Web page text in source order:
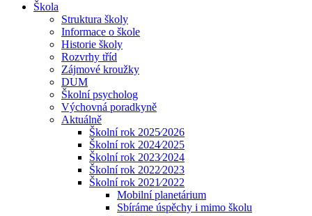
Škola
Struktura školy
Informace o škole
Historie školy
Rozvrhy tříd
Zájmové kroužky
DUM
Školní psycholog
Výchovná poradkyně
Aktuálně
Školní rok 2025⁄2026
Školní rok 2024⁄2025
Školní rok 2023⁄2024
Školní rok 2022⁄2023
Školní rok 2021⁄2022
Mobilní planetárium
Sbíráme úspěchy i mimo školu